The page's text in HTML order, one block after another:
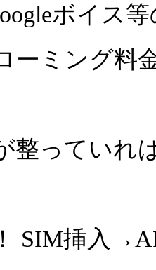
ボイス
ーミング料
整っていれ
SIM挿入